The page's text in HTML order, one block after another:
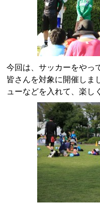
今回は、サッカーをやっ
皆さんを対象に開催しま
ューなどを入れて、楽し